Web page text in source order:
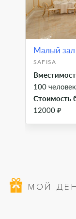
Малый зал
SAFISA
100 человек
Стоимость
12000 ₽
МОЙ